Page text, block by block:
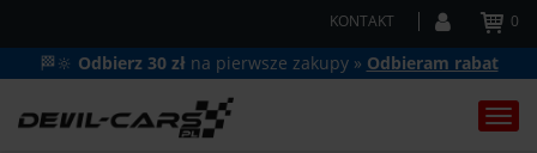
KONTAKT 0
🏁🔆 Odbierz 30 zł na pierwsze zakupy » Odbieram rabat